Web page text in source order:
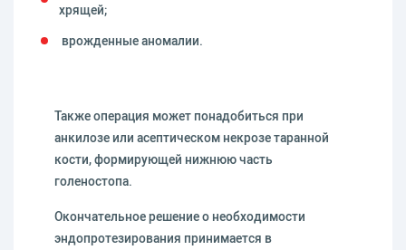
хрящей;
врожденные аномалии.
Также операция может понадобиться при
анкилозе или асептическом некрозе таранной
кости, формирующей нижнюю часть
голеностопа.
Окончательное решение о необходимости
эндопротезирования принимается в